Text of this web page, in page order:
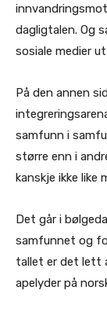
dagligtalen. Og
sosiale medier
På den annen
samfunn i
større enn i
kanskje ikke like
Det går i
samfunnet og
tallet er det lett
apelyder på